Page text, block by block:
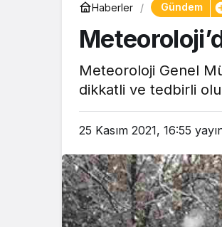
Haberler Gündem
Meteoroloji Genel
dikkatli ve tedbirli
25 Kasım 2021, 16:55